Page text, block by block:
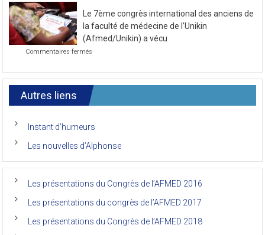
2021
première
journée
7ème
l’AFMED
Le 7ème congrès international des anciens de
la faculté de médecine de l’Unikin
(Afmed/Unikin) a vécu
Commentaires fermés
congrès
international
anciens
la
de
(Afmed/Unikin)
vécu
Autres liens
Instant d’humeurs
Les nouvelles d’Alphonse
Les présentations du Congrès de l’AFMED 2016
Les présentations du congrès de l’AFMED 2017
Les présentations du Congrès de l’AFMED 2018